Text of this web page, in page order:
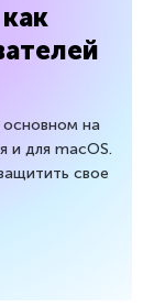
основном на
и для macOS.
свое